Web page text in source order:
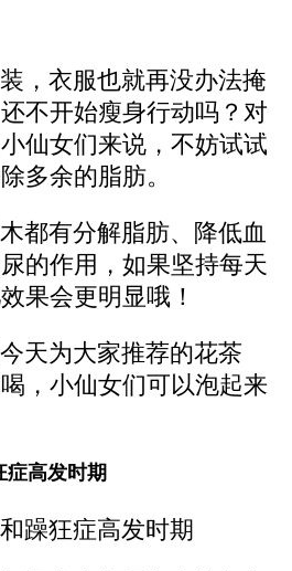
，衣服也就再没办法掩
不开始瘦身行动吗？对
仙女们来说，不妨试试
多余的脂肪。
都有分解脂肪、降低血
的作用，如果坚持每天
果会更明显哦！
天为大家推荐的花茶
，小仙女们可以泡起来
症高发时期
躁狂症高发时期